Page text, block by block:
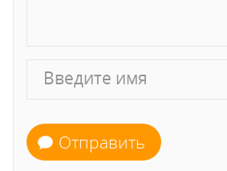
Отправить